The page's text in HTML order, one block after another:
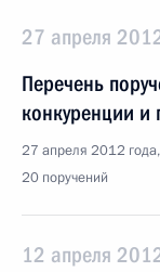
27 апреля
Перечень
конкуренции и
27 апреля 2012
20 поручений
12 апреля